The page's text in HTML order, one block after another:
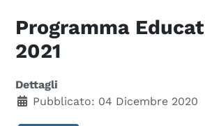
Programma
2021
Dettagli
Pubblicato: 04 Dicembre 2020